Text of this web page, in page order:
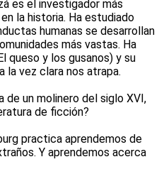
es el investigador más
la historia. Ha estudiado
humanas se desarrollan
más vastas. Ha
queso y los gusanos) y su
la vez clara nos atrapa.
de un molinero del siglo XVI,
de ficción?
practica aprendemos de
Y aprendemos acerca